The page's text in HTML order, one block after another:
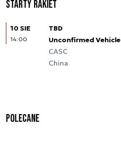
Starty rakiet
10 SIE
14:00
TBD
Unconfirmed Vehicle
CASC
China
Polecane